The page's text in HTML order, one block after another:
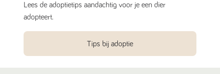
Lees de adoptietips aandachtig voor je een dier
adopteert.
Tips bij adoptie